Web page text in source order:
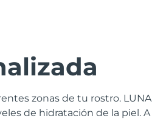
zonas de tu rostro. LUNA
de hidratación de la piel. A